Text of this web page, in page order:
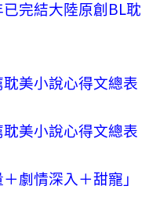
完結大陸原創BL耽
美小說心得文總表
美小說心得文總表
劇情深入＋甜寵」